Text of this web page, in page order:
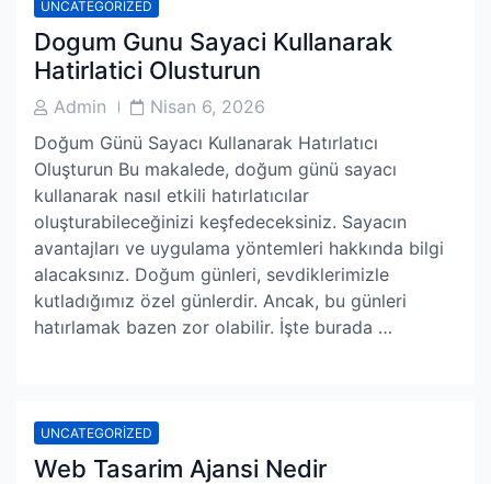
UNCATEGORIZED
Dogum Gunu Sayaci Kullanarak
Hatirlatici Olusturun
PostAdmin
PostNisan 6, 2026
Doğum Günü Sayacı Kullanarak Hatırlatıcı
Oluşturun Bu makalede, doğum günü sayacı
kullanarak nasıl etkili hatırlatıcılar
oluşturabileceğinizi keşfedeceksiniz. Sayacın
avantajları ve uygulama yöntemleri hakkında bilgi
alacaksınız. Doğum günleri, sevdiklerimizle
kutladığımız özel günlerdir. Ancak, bu günleri
hatırlamak bazen zor olabilir. İşte burada …
UNCATEGORIZED
Web Tasarim Ajansi Nedir